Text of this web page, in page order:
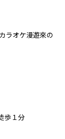
ラオケ漫遊來の
歩１分